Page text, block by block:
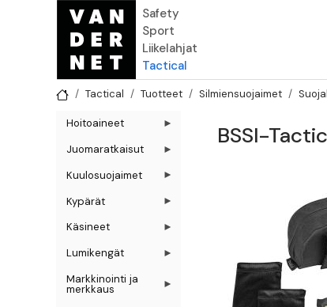
Hyppää pääsisältöön
Safety
Sport
Liikelahjat
Tactical
Tactical Tuotteet Silmiensuojaimet
BSSI-
Hoitoaineet
Juomaratkaisut
Kuulosuojaimet
Kypärät
Käsineet
Lumikengät
Markkinointi ja
merkkaus